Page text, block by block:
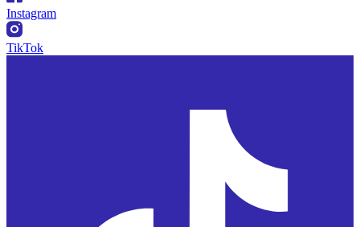
Instagram
TikTok